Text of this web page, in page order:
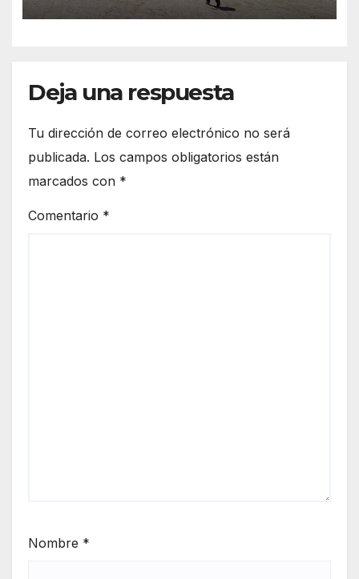
Deja una respuesta
Tu dirección de correo electrónico no será
publicada. Los campos obligatorios están
marcados con *
Comentario *
Nombre *